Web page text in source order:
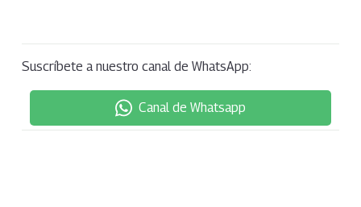
Suscríbete a nuestro canal de WhatsApp:
Canal de Whatsapp